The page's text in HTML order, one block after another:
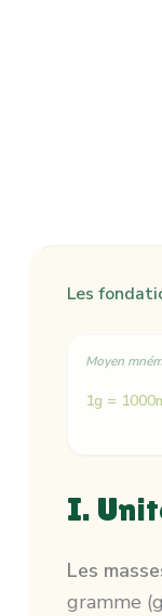
Les
Moyen
1g =
I.
Les
gramme